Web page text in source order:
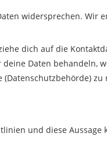
widersprechen. Wir
dich auf die
Daten behandeln,
zu
und diese